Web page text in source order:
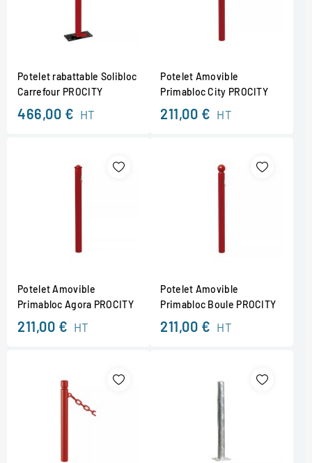
Potelet rabattable Solibloc
Carrefour PROCITY
466,00 € HT
Potelet Amovible
Primabloc City PROCITY
211,00 € HT
Potelet Amovible
Primabloc Agora PROCITY
211,00 € HT
Potelet Amovible
Primabloc Boule PROCITY
211,00 € HT